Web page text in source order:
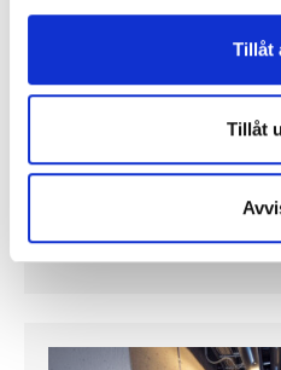
Tillåt
Tillåt
”Valåret känns
maraton”
En välfylld telefonbok
Journalisten tog rygg på
Davidsson och
upptakten till den långa